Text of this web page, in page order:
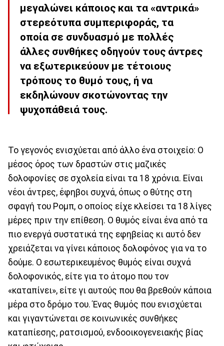
μεγαλώνει κάποιος και τα «αντρικά»
στερεότυπα συμπεριφοράς, τα
οποία σε συνδυασμό με πολλές
άλλες συνθήκες οδηγούν τους άντρες
να εξωτερικεύουν με τέτοιους
τρόπους το θυμό τους, ή να
εκδηλώνουν σκοτώνοντας την
ψυχοπάθειά τους.
Το γεγονός ενισχύεται από άλλο ένα στοιχείο: Ο
μέσος όρος των δραστών στις μαζικές
δολοφονίες σε σχολεία είναι τα 18 χρόνια. Είναι
νέοι άντρες, έφηβοι συχνά, όπως ο θύτης στη
σφαγή του Ρομπ, ο οποίος είχε κλείσει τα 18 λίγες
μέρες πριν την επίθεση. Ο θυμός είναι ένα από τα
πιο ενεργά συστατικά της εφηβείας κι αυτό δεν
χρειάζεται να γίνει κάποιος δολοφόνος για να το
δούμε. Ο εσωτερικευμένος θυμός είναι συχνά
δολοφονικός, είτε για το άτομο που τον
«καταπίνει», είτε γι αυτούς που θα βρεθούν κάποια
μέρα στο δρόμο του. Ένας θυμός που ενισχύεται
και γιγαντώνεται σε κοινωνικές συνθήκες
καταπίεσης, ρατσισμού, ενδοοικογενειακής βίας